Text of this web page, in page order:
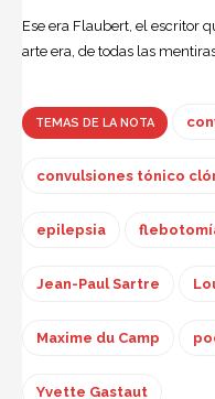
Ese era Flaubert, el escritor
arte era, de todas las
TEMAS DE LA NOTA
convulsiones tónico
epilepsia
Jean-Paul Sartre
Maxime du Camp
Yvette Gastaut